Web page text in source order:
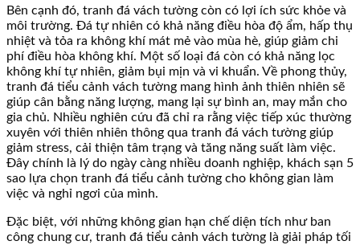
Bên cạnh đó, tranh đá vách tường còn có lợi ích sức khỏe và
môi trường. Đá tự nhiên có khả năng điều hòa độ ẩm, hấp thụ
nhiệt và tỏa ra không khí mát mẻ vào mùa hè, giúp giảm chi
phí điều hòa không khí. Một số loại đá còn có khả năng lọc
không khí tự nhiên, giảm bụi mịn và vi khuẩn. Về phong thủy,
tranh đá tiểu cảnh vách tường mang hình ảnh thiên nhiên sẽ
giúp cân bằng năng lượng, mang lại sự bình an, may mắn cho
gia chủ. Nhiều nghiên cứu đã chỉ ra rằng việc tiếp xúc thường
xuyên với thiên nhiên thông qua tranh đá vách tường giúp
giảm stress, cải thiện tâm trạng và tăng năng suất làm việc.
Đây chính là lý do ngày càng nhiều doanh nghiệp, khách sạn 5
sao lựa chọn tranh đá tiểu cảnh tường cho không gian làm
việc và nghỉ ngơi của mình.
Đặc biệt, với những không gian hạn chế diện tích như ban
công chung cư, tranh đá tiểu cảnh vách tường là giải pháp tối